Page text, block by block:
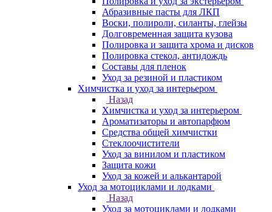
Абразивные пасты для ЛКП
Воски, полироли, силанты, глейзы
Долговременная защита кузова
Полировка и защита хрома и дисков
Полировка стекол, антидождь
Составы для пленок
Уход за резиной и пластиком
Химчистка и уход за интерьером
Назад
Химчистка и уход за интерьером
Ароматизаторы и автопарфюм
Средства общей химчистки
Стеклоочистители
Уход за винилом и пластиком
Защита кожи
Уход за кожей и алькантарой
Уход за мотоциклами и лодками
Назад
Уход за мотоциклами и лодками